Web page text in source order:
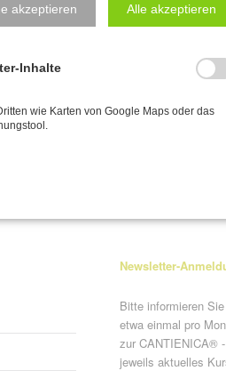
Abmeldung ist die volle
Newsletter-
Bitte informieren
etwa einmal pro
zur CANTIENICA®
jeweils aktuelles
akzeptieren Alle akzeptieren
Inhalte
wie Karten von Google Maps oder das